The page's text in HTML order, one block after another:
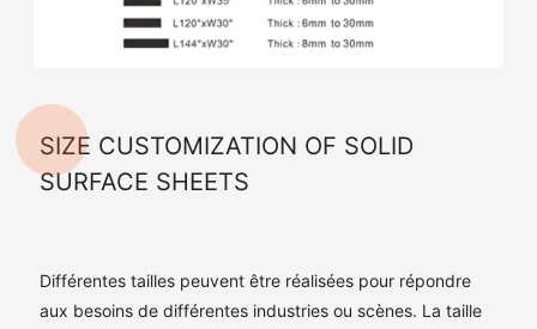
SIZE CUSTOMIZATION OF SOLID
SURFACE SHEETS
Différentes tailles peuvent être réalisées pour répondre
aux besoins de différentes industries ou scènes. La taille